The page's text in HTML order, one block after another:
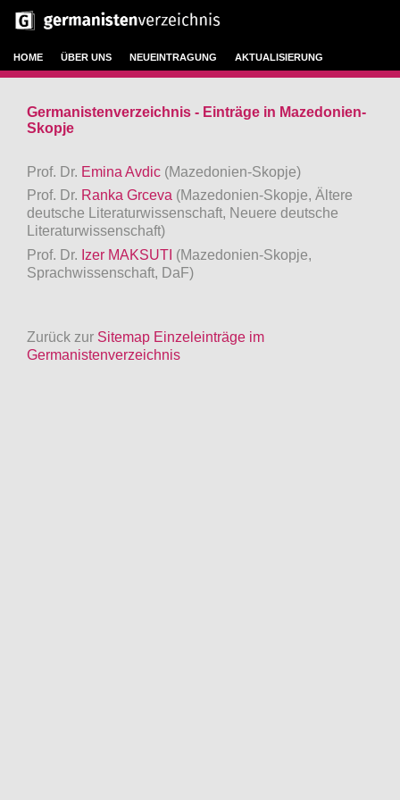
HOME ÜBER UNS NEUEINTRAGUNG AKTUALISIERUNG
Germanistenverzeichnis - Einträge in Mazedonien-
Skopje
Prof. Dr. Emina Avdic (Mazedonien-Skopje)
Prof. Dr. Ranka Grceva (Mazedonien-Skopje, Ältere
deutsche Literaturwissenschaft, Neuere deutsche
Literaturwissenschaft)
Prof. Dr. Izer MAKSUTI (Mazedonien-Skopje,
Sprachwissenschaft, DaF)
Zurück zur Sitemap Einzeleinträge im
Germanistenverzeichnis